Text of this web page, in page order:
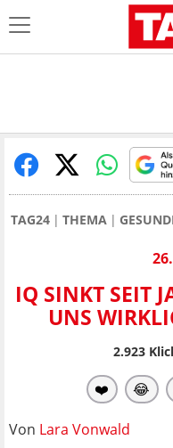
TAG24 THEMA
IQ SINKT SEIT
UNS
2.923
❤️ 😂
Von Lara Vonwald